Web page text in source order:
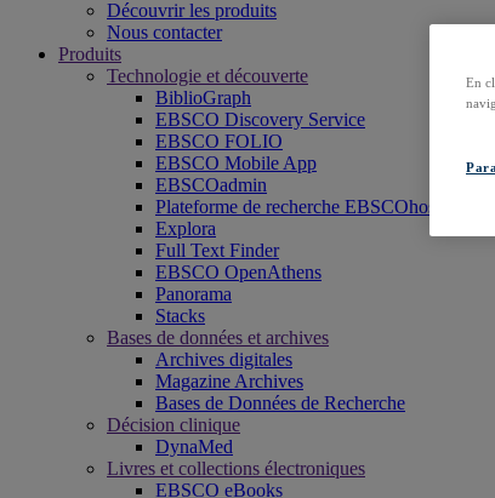
Découvrir les produits
Nous contacter
Produits
Technologie et découverte
BiblioGraph
EBSCO Discovery Service
EBSCO FOLIO
EBSCO Mobile App
EBSCOadmin
Plateforme de recherche EBSCOhost
Explora
Full Text Finder
EBSCO OpenAthens
Panorama
Stacks
Bases de données et archives
Archives digitales
Magazine Archives
Bases de Données de Recherche
Décision clinique
DynaMed
Livres et collections électroniques
EBSCO eBooks
En